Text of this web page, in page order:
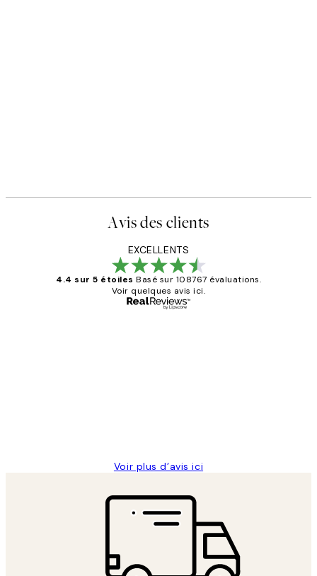
Avis des clients
EXCELLENTS
4.4 sur 5 étoiles Basé sur 108767 évaluations.
Voir quelques avis ici.
Voir plus d’avis ici